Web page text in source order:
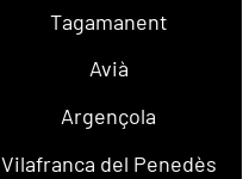
Tagamanent
Avià
Argençola
Vilafranca del Penedès